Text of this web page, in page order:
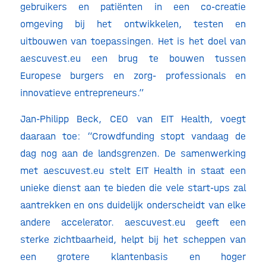
gebruikers en patiënten in een co-creatie
omgeving bij het ontwikkelen, testen en
uitbouwen van toepassingen. Het is het doel van
aescuvest.eu een brug te bouwen tussen
Europese burgers en zorg- professionals en
innovatieve entrepreneurs.”
Jan-Philipp Beck, CEO van EIT Health, voegt
daaraan toe: “Crowdfunding stopt vandaag de
dag nog aan de landsgrenzen. De samenwerking
met aescuvest.eu stelt EIT Health in staat een
unieke dienst aan te bieden die vele start-ups zal
aantrekken en ons duidelijk onderscheidt van elke
andere accelerator. aescuvest.eu geeft een
sterke zichtbaarheid, helpt bij het scheppen van
een grotere klantenbasis en hoger